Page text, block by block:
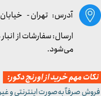
آدرس: تهران -
مهم خرید از اورنج دکور:
صرفاً به‌صورت اینترنتی و
ارسال: سفارشات از
می‌شود.